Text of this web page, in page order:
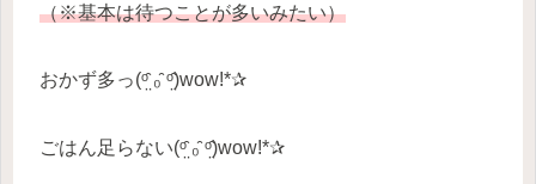
（※基本は待つことが多いみたい）
おかず多っ(ᵒ̤̑ ₀̑ ᵒ̤̑)wow!*✰
ごはん足らない(ᵒ̤̑ ₀̑ ᵒ̤̑)wow!*✰